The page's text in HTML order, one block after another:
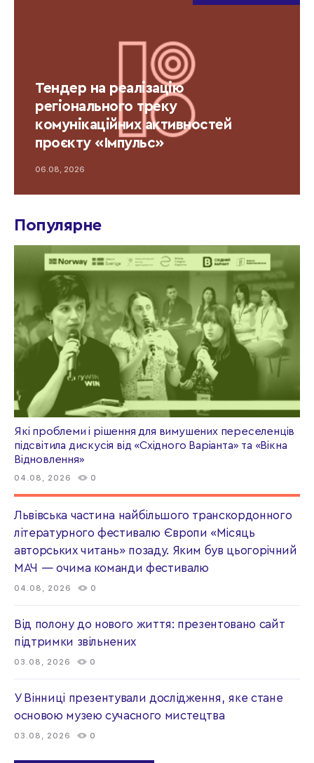
Тендер на реалізацію
регіонального треку
комунікаційних активностей
проєкту «Імпульс»
06.08, 2026
Популярне
Які проблеми і рішення для вимушених переселенців
підсвітила дискусія від «Східного Варіанта» та «Вікна
Відновлення»
04.08, 2026 0
Львівська частина найбільшого транскордонного
літературного фестивалю Європи «Місяць
авторських читань» позаду. Яким був цьогорічний
МАЧ — очима команди фестивалю
04.08, 2026 0
Від полону до нового життя: презентовано сайт
підтримки звільнених
03.08, 2026 0
У Вінниці презентували дослідження, яке стане
основою музею сучасного мистецтва
03.08, 2026 0